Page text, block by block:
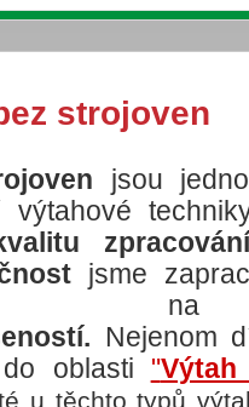
strojoven
jsou
výtahové
jsme
na
Nejenom
oblasti "
u těchto typů